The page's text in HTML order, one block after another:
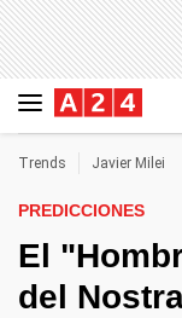
Trends Javier Milei
PREDICCIONES
El
del